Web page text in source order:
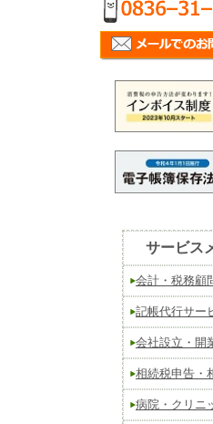
サービス
会計・税務顧
記帳代行サー
会社設立・開
相続税申告・
病院・クリニ